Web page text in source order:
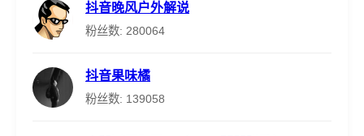
抖音晚风户外解说
粉丝数: 280064
抖音果味橘
粉丝数: 139058